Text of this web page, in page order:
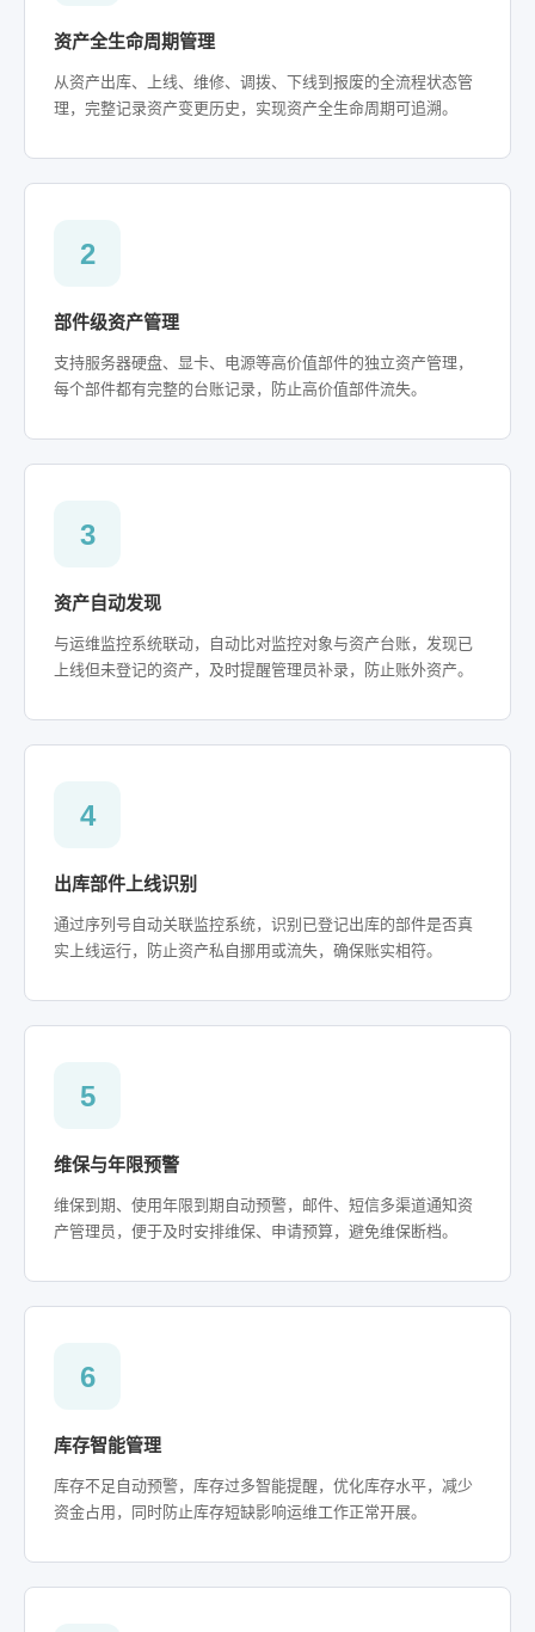
资产全生命周期管理
从资产出库、上线、维修、调拨、下线到报废的全流程状态管
理，完整记录资产变更历史，实现资产全生命周期可追溯。
2
部件级资产管理
支持服务器硬盘、显卡、电源等高价值部件的独立资产管理，
每个部件都有完整的台账记录，防止高价值部件流失。
3
资产自动发现
与运维监控系统联动，自动比对监控对象与资产台账，发现已
上线但未登记的资产，及时提醒管理员补录，防止账外资产。
4
出库部件上线识别
通过序列号自动关联监控系统，识别已登记出库的部件是否真
实上线运行，防止资产私自挪用或流失，确保账实相符。
5
维保与年限预警
维保到期、使用年限到期自动预警，邮件、短信多渠道通知资
产管理员，便于及时安排维保、申请预算，避免维保断档。
6
库存智能管理
库存不足自动预警，库存过多智能提醒，优化库存水平，减少
资金占用，同时防止库存短缺影响运维工作正常开展。